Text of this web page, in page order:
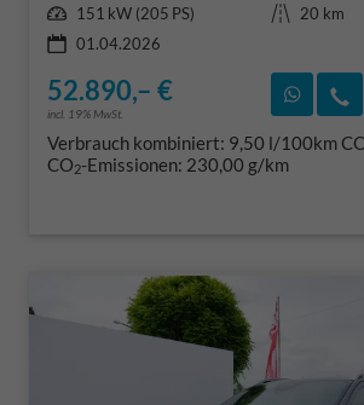
Leistung 151 kW (205 PS) Kilometerstand
20 km
01.04.2026
52.890,– €
incl. 19% MwSt.
Verbrauch kombiniert: 9,50 l/100km
CO2-Emissionen: 230,00 g/km